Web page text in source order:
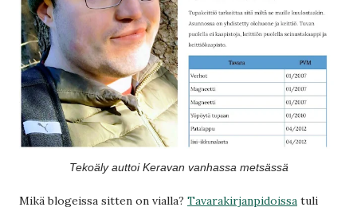
Tekoäly auttoi Keravan vanhassa metsässä
Mikä blogeissa sitten on vialla? Tavarakirjanpidoissa tuli